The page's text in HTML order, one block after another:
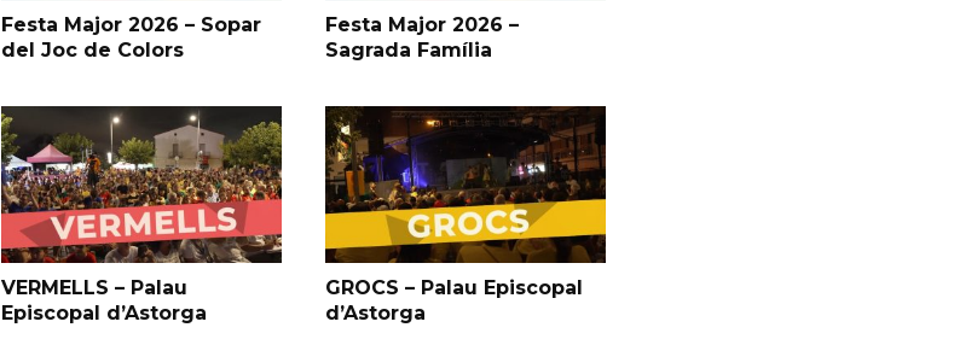
Festa Major 2026 – Sopar
del Joc de Colors
Festa Major 2026 –
Sagrada Família
VERMELLS – Palau
Episcopal d’Astorga
GROCS – Palau Episcopal
d’Astorga